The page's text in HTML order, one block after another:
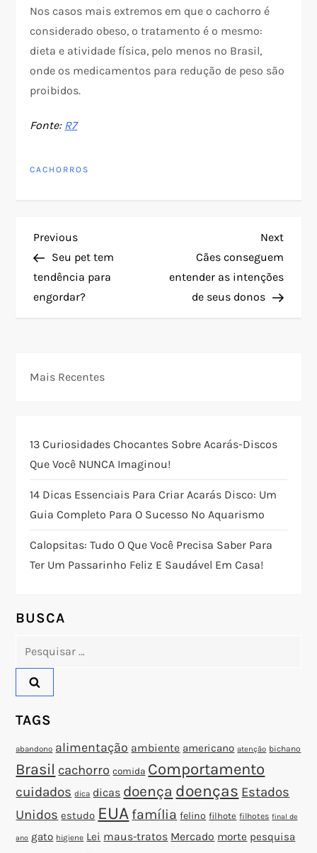
Nos casos mais extremos em que o cachorro é
considerado obeso, o tratamento é o mesmo:
dieta e atividade física, pelo menos no Brasil,
onde os medicamentos para redução de peso são
proibidos.
Fonte: R7
CACHORROS
N
a
v
g
ç
ã
o
d
e
P
o
s
t
Previous
Post
Previous
Seu pet tem
tendência para
engordar?
Next
Post
Next
Cães conseguem
entender as intenções
de seus donos
Mais Recentes
13 Curiosidades Chocantes Sobre Acarás-Discos
Que Você NUNCA Imaginou!
14 Dicas Essenciais Para Criar Acarás Disco: Um
Guia Completo Para O Sucesso No Aquarismo
Calopsitas: Tudo O Que Você Precisa Saber Para
Ter Um Passarinho Feliz E Saudável Em Casa!
BUSCA
Pesquisar
TAGS
abandono alimentação ambiente americano atenção bichano
Brasil cachorro comida Comportamento
cuidados dica dicas doença doenças Estados
Unidos estudo EUA família felino filhote filhotes final de
ano gato higiene Lei maus-tratos Mercado morte pesquisa